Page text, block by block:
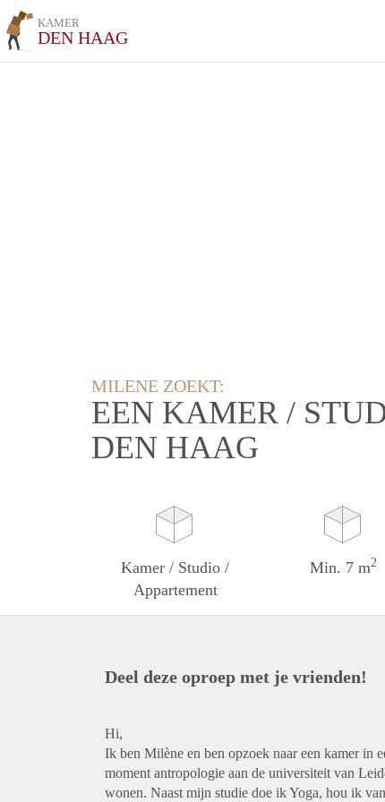
KAMER
DEN HAAG
MILENE ZOEKT:
EEN KAMER /
DEN HAAG
Kamer / Studio /
Appartement
Min. 7 m2
Deel deze oproep met je vrienden!
Hi,
Ik ben Milène en ben opzoek naar een kamer in
moment antropologie aan de universiteit van
wonen. Naast mijn studie doe ik Yoga, hou ik